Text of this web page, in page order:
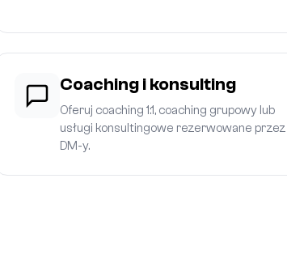
Coaching i konsulting
Oferuj coaching 1:1, coaching grupowy lub
usługi konsultingowe rezerwowane przez
DM-y.